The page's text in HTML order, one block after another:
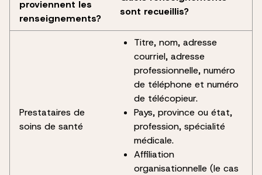
proviennent les
renseignements?
sont recueillis?
Prestataires de
soins de santé
Titre, nom, adresse
courriel, adresse
professionnelle, numéro
de téléphone et numéro
de télécopieur.
Pays, province ou état,
profession, spécialité
médicale.
Affiliation
organisationnelle (le cas